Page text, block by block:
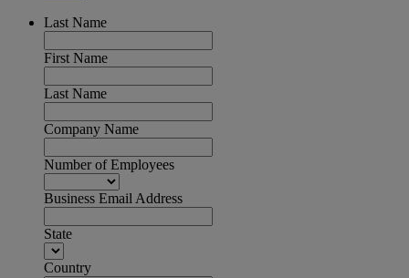
Last Name
First Name
Last Name
Company Name
Number of Employees
Business Email Address
State
Country